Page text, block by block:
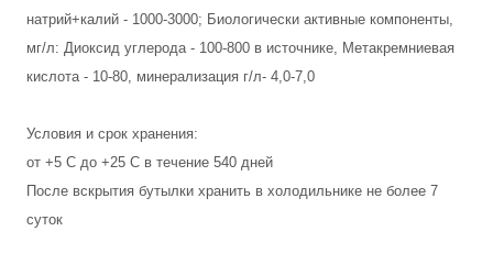
натрий+калий - 1000-3000; Биологически активные компоненты,
мг/л: Диоксид углерода - 100-800 в источнике, Метакремниевая
кислота - 10-80, минерализация г/л- 4,0-7,0
Условия и срок хранения:
от +5 С до +25 С в течение 540 дней
После вскрытия бутылки хранить в холодильнике не более 7
суток